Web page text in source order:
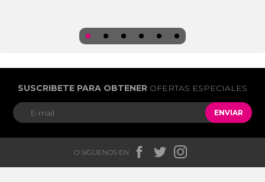
SUSCRIBETE PARA OBTENER OFERTAS ESPECIALES
ENVIAR
O SIGUENOS EN   